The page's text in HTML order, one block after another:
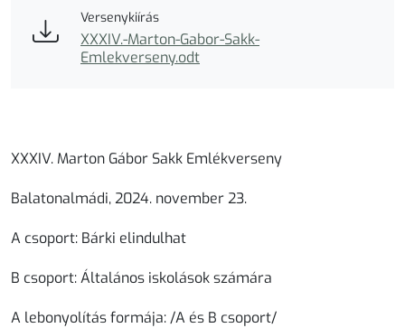
Versenykiírás
XXXIV.-Marton-Gabor-Sakk-
Emlekverseny.odt
XXXIV. Marton Gábor Sakk Emlékverseny
Balatonalmádi, 2024. november 23.
A csoport: Bárki elindulhat
B csoport:Általános iskolások számára
A lebonyolítás formája: /A és B csoport/